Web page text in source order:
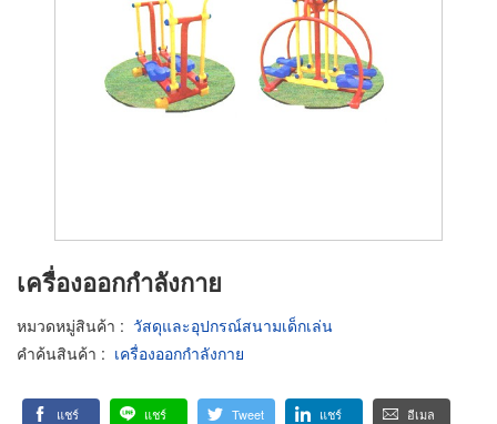
เครื่องออกกำลังกาย
หมวดหมู่สินค้า : วัสดุและอุปกรณ์สนามเด็กเล่น
คำค้นสินค้า : เครื่องออกกำลังกาย
แชร์ แชร์ Tweet แชร์ อีเมล